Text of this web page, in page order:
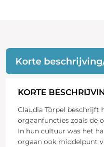
Korte
KORTE
Claudia Törpel beschrijft
orgaanfuncties zoals de
In hun cultuur was het
orgaan ook middelpunt